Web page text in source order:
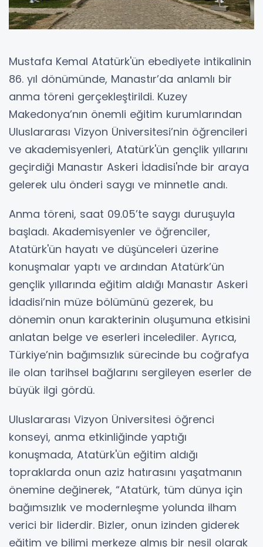
Mustafa Kemal Atatürk'ün ebediyete intikalinin
86. yıl dönümünde, Manastır’da anlamlı bir
anma töreni gerçekleştirildi. Kuzey
Makedonya’nın önemli eğitim kurumlarından
Uluslararası Vizyon Üniversitesi’nin öğrencileri
ve akademisyenleri, Atatürk'ün gençlik yıllarını
geçirdiği Manastır Askeri İdadisi'nde bir araya
gelerek ulu önderi saygı ve minnetle andı.
Anma töreni, saat 09.05’te saygı duruşuyla
başladı. Akademisyenler ve öğrenciler,
Atatürk'ün hayatı ve düşünceleri üzerine
konuşmalar yaptı ve ardından Atatürk’ün
gençlik yıllarında eğitim aldığı Manastır Askeri
İdadisi’nin müze bölümünü gezerek, bu
dönemin onun karakterinin oluşumuna etkisini
anlatan belge ve eserleri incelediler. Ayrıca,
Türkiye’nin bağımsızlık sürecinde bu coğrafya
ile olan tarihsel bağlarını sergileyen eserler de
büyük ilgi gördü.
Uluslararası Vizyon Üniversitesi öğrenci
konseyi, anma etkinliğinde yaptığı
konuşmada, Atatürk'ün eğitim aldığı
topraklarda onun aziz hatırasını yaşatmanın
önemine değinerek, “Atatürk, tüm dünya için
bağımsızlık ve modernleşme yolunda ilham
verici bir liderdir. Bizler, onun izinden giderek
eğitim ve bilimi merkeze almış bir nesil olarak